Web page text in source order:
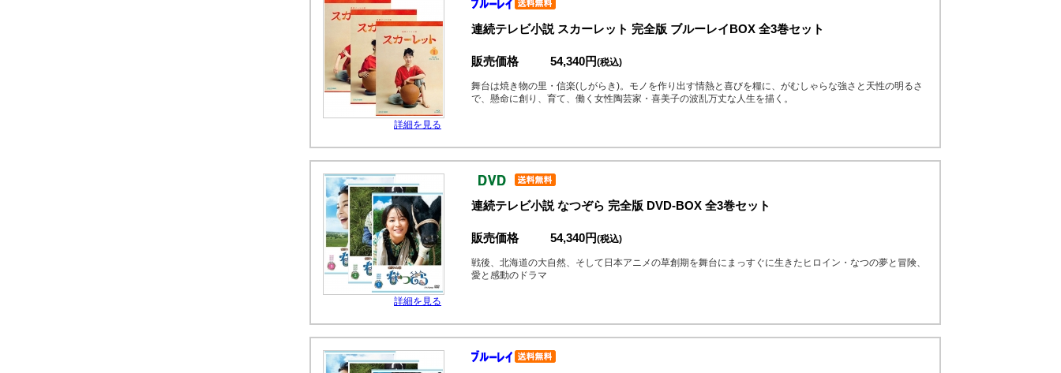
詳細を見る
連続テレビ小説 スカーレット 完全版 ブルーレイBOX 全3巻セット
販売価格 54,340円(税込)
舞台は焼き物の里・信楽(しがらき)。モノを作り出す情熱と喜びを糧に、がむしゃらな強さと天性の明るさ
で、懸命に創り、育て、働く女性陶芸家・喜美子の波乱万丈な人生を描く。
詳細を見る
連続テレビ小説 なつぞら 完全版 DVD-BOX 全3巻セット
販売価格 54,340円(税込)
戦後、北海道の大自然、そして日本アニメの草創期を舞台にまっすぐに生きたヒロイン・なつの夢と冒険、
愛と感動のドラマ